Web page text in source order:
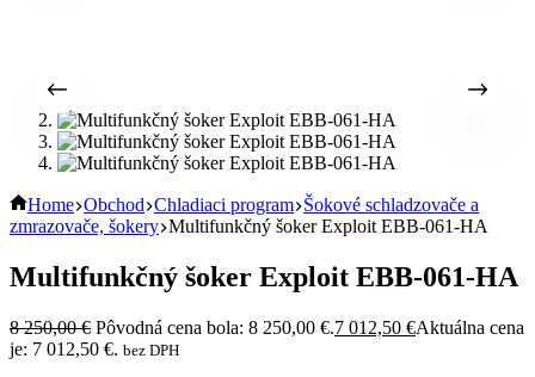
Home Obchod Chladiaci program Šokové schladzovače a
zmrazovače, šokery Multifunkčný šoker Exploit EBB-061-HA
Multifunkčný šoker Exploit EBB-061-HA
8 250,00€ Pôvodná cena bola: 8 250,00 €.7 012,50 €Aktuálna cena
je: 7 012,50 €. bez DPH